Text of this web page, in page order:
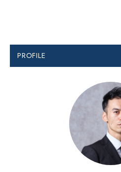
PROFILE